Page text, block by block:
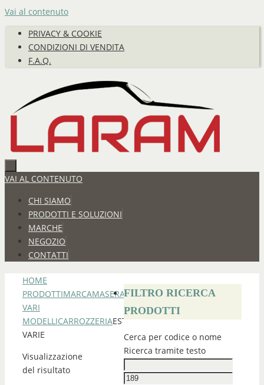
Vai al contenuto
PRIVACY & COOKIE
CONDIZIONI DI VENDITA
F.A.Q.
VAI AL CONTENUTO
CHI SIAMO
PRODOTTI E SOLUZIONI
MARCHE
NEGOZIO
CONTATTI
HOME
PRODOTTIMARCAMASERATIMASERATI
VARI
MODELLICARROZZERIAESTERNI
VARIE
Visualizzazione
del risultato
FILTRO RICERCA
PRODOTTI
Cerca per codice o nome
Ricerca tramite testo